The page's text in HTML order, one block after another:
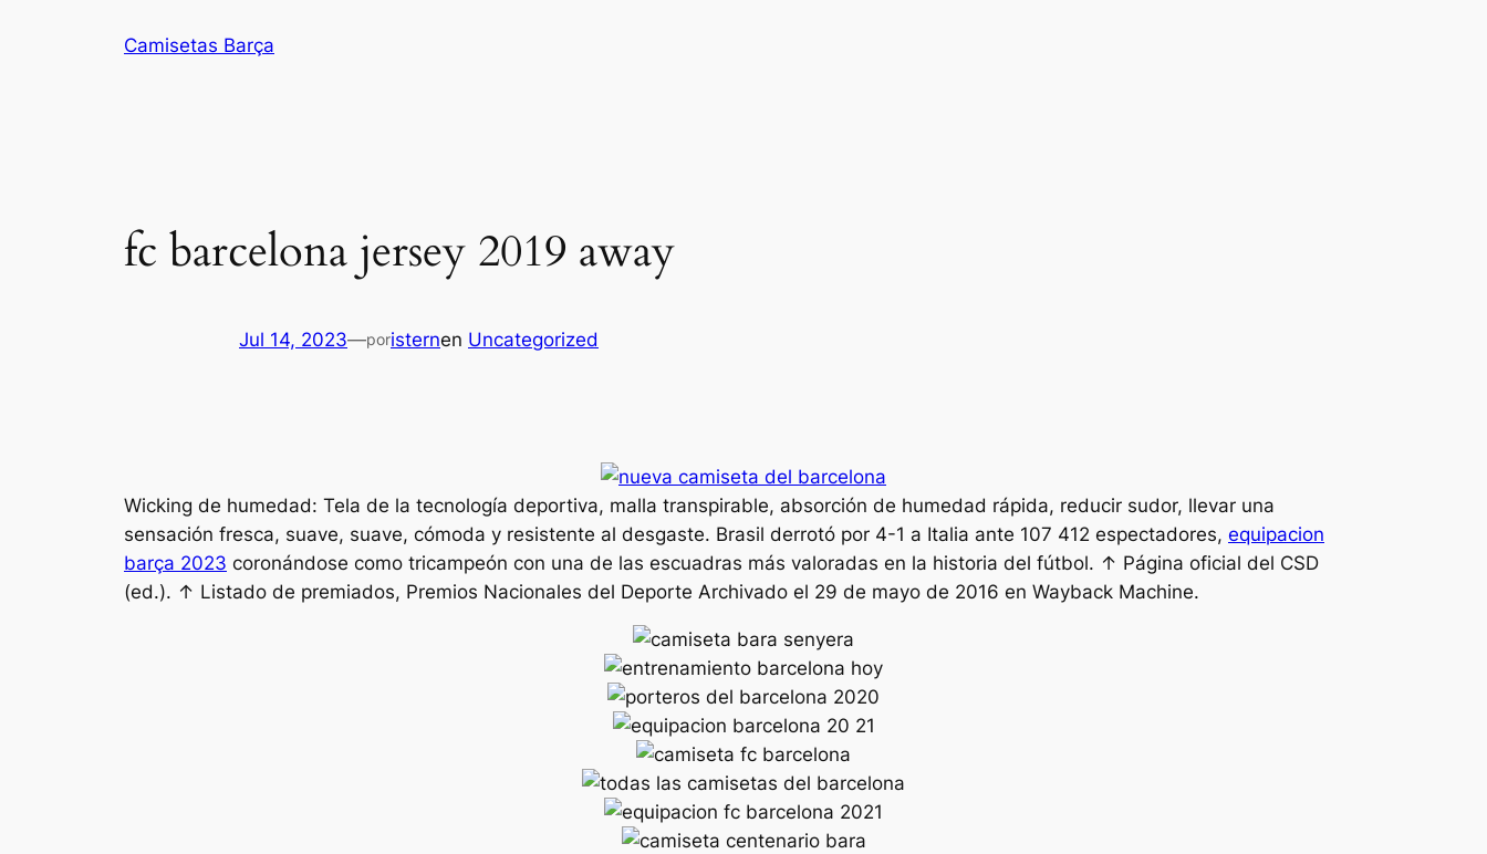
Camisetas Barça
fc barcelona jersey 2019 away
Jul 14, 2023—poristernen Uncategorized
Wicking de humedad: Tela de la tecnología deportiva, malla transpirable, absorción de humedad rápida, reducir sudor, llevar una
sensación fresca, suave, suave, cómoda y resistente al desgaste. Brasil derrotó por 4-1 a Italia ante 107 412 espectadores, equipacion
barça 2023 coronándose como tricampeón con una de las escuadras más valoradas en la historia del fútbol. ↑ Página oficial del CSD
(ed.). ↑ Listado de premiados, Premios Nacionales del Deporte Archivado el 29 de mayo de 2016 en Wayback Machine.